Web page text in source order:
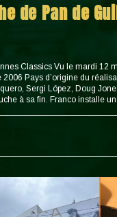
de Pan de
Classics Vu le mardi 12
Pays d’origine du
Sergi López, Doug
à sa fin. Franco installe